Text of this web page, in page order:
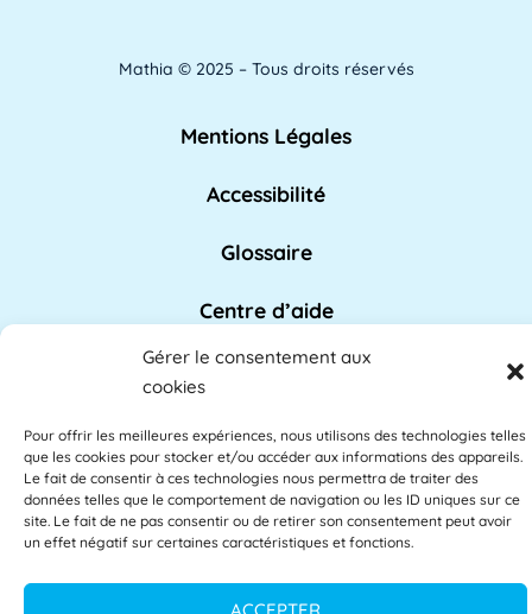
Gérer le consentement aux
cookies
Pour offrir les meilleures expériences, nous utilisons des technologies telles
que les cookies pour stocker et/ou accéder aux informations des appareils.
Le fait de consentir à ces technologies nous permettra de traiter des
données telles que le comportement de navigation ou les ID uniques sur ce
site. Le fait de ne pas consentir ou de retirer son consentement peut avoir
un effet négatif sur certaines caractéristiques et fonctions.
ACCEPTER
Analyse de l'apprentissage
les commentaires des étudiants comme base
APAE
L'APAE, ou Attaché Principal d'Administration
de l'État, est un fonctionnaire de l'Éducation
Apprentissage à distance
L'apprentissage à distance fait référence à
des activités éducatives qui ont une variété de
Mathia © 2025 – Tous droits réservés
Mentions Légales
Accessibilité
Glossaire
Centre d’aide
Politique de confidentialité
CGU
CGV
English